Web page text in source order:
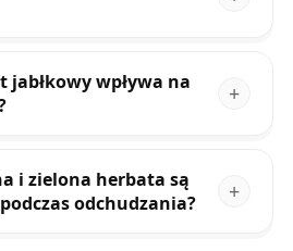
jabłkowy wpływa na
i zielona herbata są
odchudzania?